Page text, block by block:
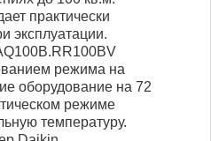
практически
эксплуатации.
режима на
оборудование на 72
режиме
температуру.